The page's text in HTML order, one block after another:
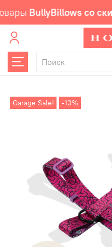
BullyBillows со
Garage Sale! -10%